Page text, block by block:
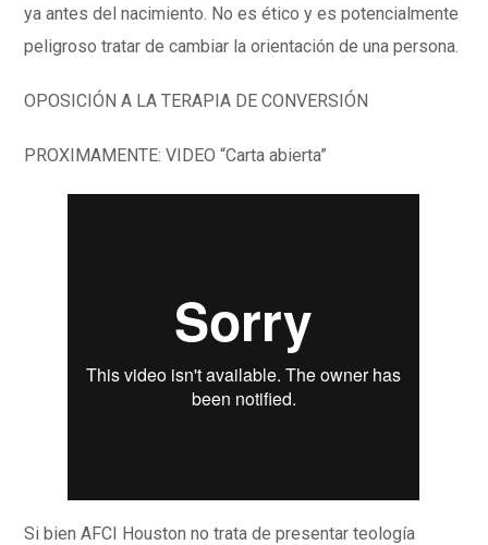
ya antes del nacimiento. No es ético y es potencialmente
peligroso tratar de cambiar la orientación de una persona.
OPOSICIÓN A LA TERAPIA DE CONVERSIÓN
PROXIMAMENTE: VIDEO “Carta abierta”
Si bien AFCI Houston no trata de presentar teología